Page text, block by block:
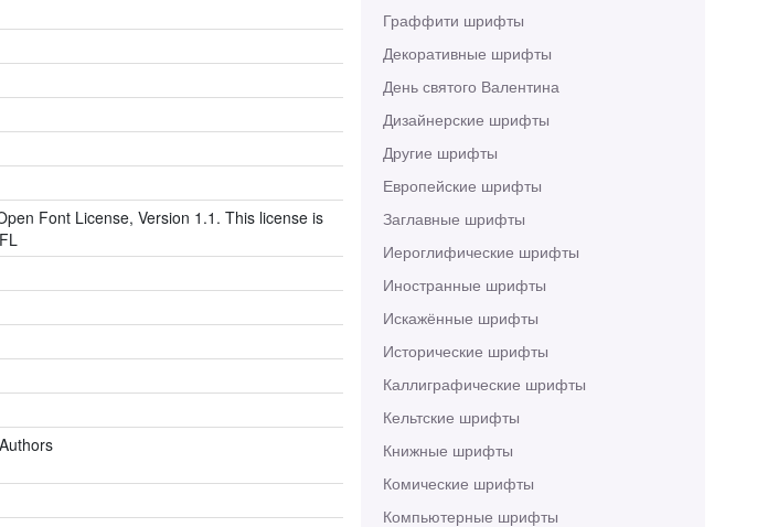
Граффити шрифты
Декоративные шрифты
День святого Валентина
Дизайнерские шрифты
Другие шрифты
Европейские шрифты
Заглавные шрифты
Иероглифические шрифты
Иностранные шрифты
Искажённые шрифты
Исторические шрифты
Каллиграфические шрифты
Кельтские шрифты
Книжные шрифты
Комические шрифты
Компьютерные шрифты
Font License, Version 1.1. This license is